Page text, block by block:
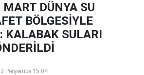
MART DÜNYA SU
BÖLGESİYLE
KALABAK SULARI
Perşembe 15:04